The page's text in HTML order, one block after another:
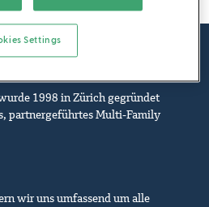
1998 in Zürich gegründet
partnergeführtes Multi-Family
wir uns umfassend um alle
Settings